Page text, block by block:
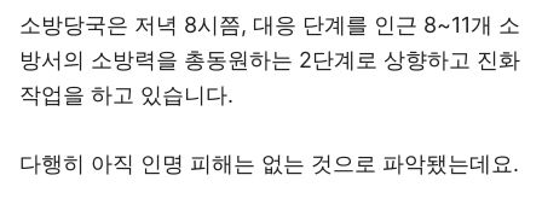
소방당국은 저녁 8시쯤, 대응 단계를 인근 8~11개 소
방서의 소방력을 총동원하는 2단계로 상향하고 진화
작업을 하고 있습니다.
다행히 아직 인명 피해는 없는 것으로 파악됐는데요.